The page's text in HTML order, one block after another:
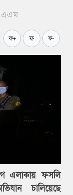
এএম
ফ+ ফ ফ-
এলাকায় ফসলি
চালিয়েছে